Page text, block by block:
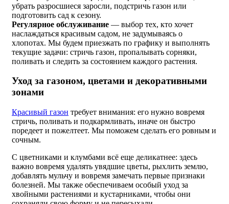
убрать разросшиеся заросли, подстричь газон или
подготовить сад к сезону.
Регулярное обслуживание — выбор тех, кто хочет
наслаждаться красивым садом, не задумываясь о
хлопотах. Мы будем приезжать по графику и выполнять
текущие задачи: стричь газон, пропалывать сорняки,
поливать и следить за состоянием каждого растения.
Уход за газоном, цветами и декоративными
зонами
Красивый газон требует внимания: его нужно вовремя
стричь, поливать и подкармливать, иначе он быстро
поредеет и пожелтеет. Мы поможем сделать его ровным и
сочным.
С цветниками и клумбами всё еще деликатнее: здесь
важно вовремя удалять увядшие цветы, рыхлить землю,
добавлять мульчу и вовремя замечать первые признаки
болезней. Мы также обеспечиваем особый уход за
хвойными растениями и кустарниками, чтобы они